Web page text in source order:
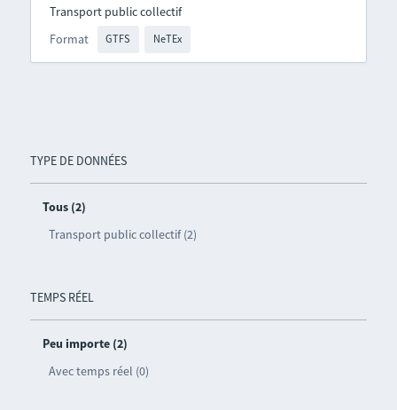
TYPE DE DONNÉES
Tous (2)
Transport public collectif (2)
TEMPS RÉEL
Peu importe (2)
Avec temps réel (0)
Format GTFS NeTEx
Transport public collectif